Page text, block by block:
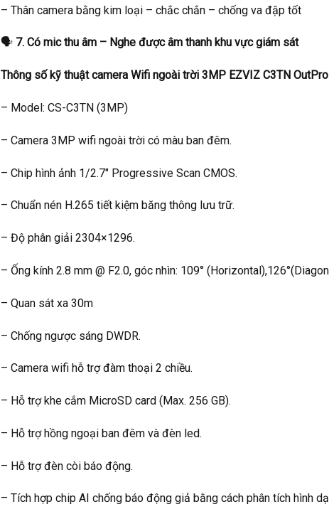
– Thân camera bằng kim loại – chắc chắn – chống va đập tốt
🗣 7. Có mic thu âm – Nghe được âm thanh khu vực giám sát
Thông số kỹ thuật camera Wifi ngoài trời 3MP EZVIZ C3TN OutPro
– Model: CS-C3TN (3MP)
– Camera 3MP wifi ngoài trời có màu ban đêm.
– Chip hình ảnh 1/2.7″ Progressive Scan CMOS.
– Chuẩn nén H.265 tiết kiệm băng thông lưu trữ.
– Độ phân giải 2304×1296.
– Ống kính 2.8 mm @ F2.0, góc nhìn: 109°
– Quan sát xa 30m
– Chống ngược sáng DWDR.
– Camera wifi hỗ trợ đàm thoại 2 chiều.
– Hỗ trợ khe cắm MicroSD card (Max. 256 GB).
– Hỗ trợ hồng ngoại ban đêm và đèn led.
– Hỗ trợ đèn còi báo động.
– Tích hợp chip AI chống báo động giả bằng cách phân tích hình